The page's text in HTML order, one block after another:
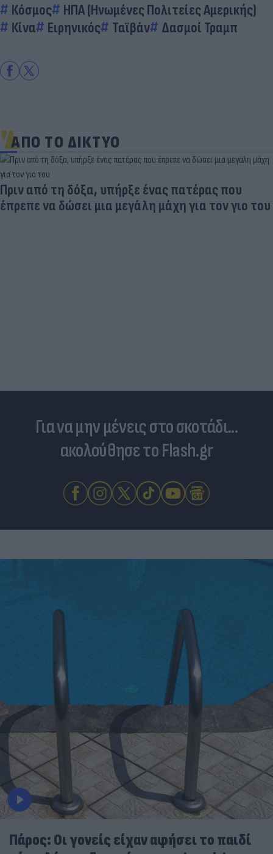
Κόσμος
ΗΠΑ (Ηνωμένες Πολιτείες Αμερικής)
Κίνα
Ειρηνικός Ταϊβάν Δασμοί Τραμπ
ΑΠΟ ΤΟ ΔΙΚΤΥΟ
Πριν από τη δόξα, υπήρξε ένας πατέρας που
έπρεπε να δώσει μια μεγάλη μάχη για τον γιο του
Για να μην μένεις στο σκοτάδι...
ακολούθησε το Flash.gr
Πάρος: Οι γονείς είχαν αφήσει το παιδί